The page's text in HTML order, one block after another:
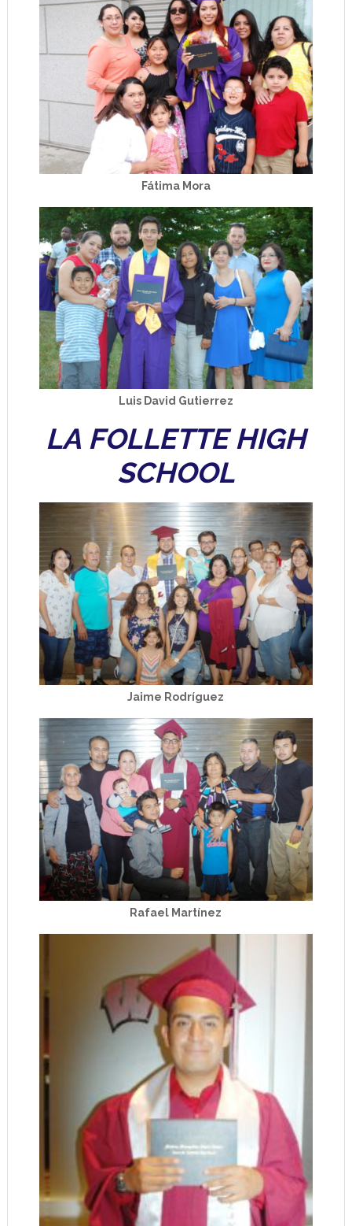
Fátima Mora
Luis David Gutierrez
LA FOLLETTE HIGH
SCHOOL
Jaime Rodríguez
Rafael Martínez